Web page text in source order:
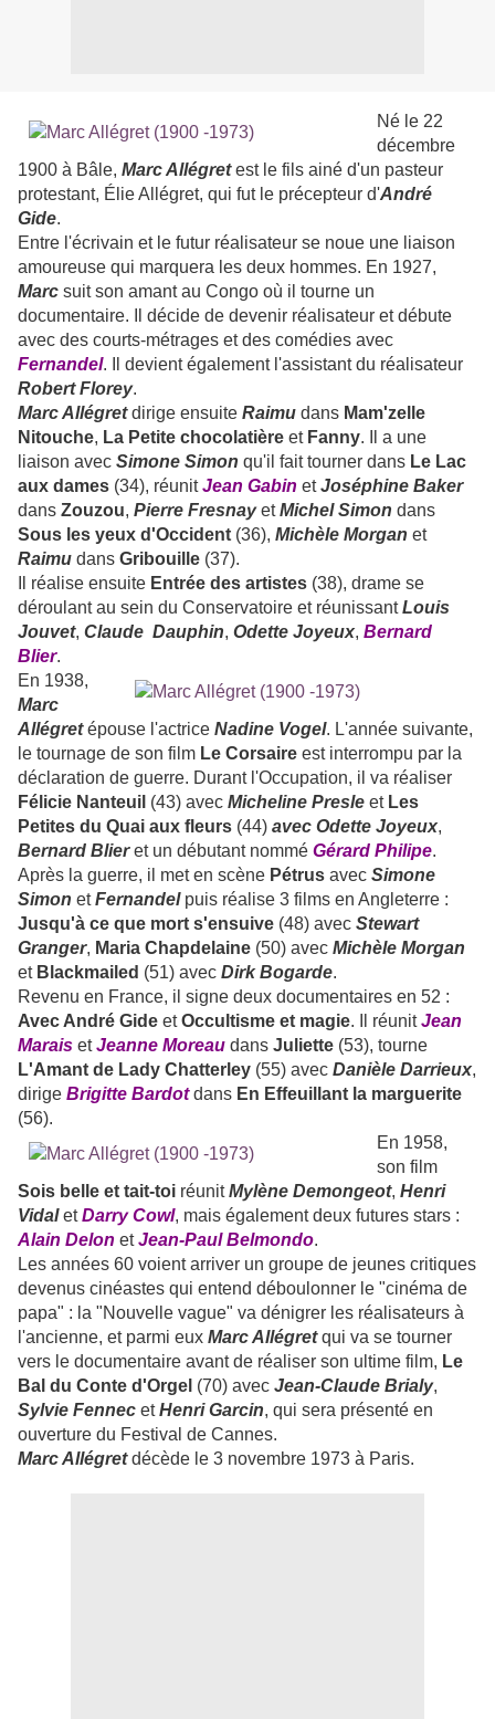
Né le 22
décembre
1900 à Bâle, Marc Allégretest le fils ainé d'un pasteur
protestant, Élie Allégret, qui fut le précepteur d'André
Gide.
Entre l'écrivain et le futur réalisateur se noue une liaison
amoureuse qui marquera les deux hommes. En 1927,
Marc suit son amant au Congo où il tourne un
documentaire. Il décide de devenir réalisateur et débute
avec des courts-métrages et des comédies avec
Fernandel. Il devient également l'assistant du réalisateur
Robert Florey.
Marc Allégretdirige ensuite Raimu dans Mam'zelle
Nitouche, La Petite chocolatière et Fanny. Il a une
liaison avec Simone Simon qu'il fait tourner dans Le Lac
aux dames (34), réunitJean Gabin etJoséphine Baker
dans Zouzou, Pierre FresnayetMichel Simon dans
Sous les yeux d'Occident (36), Michèle Morgan et
Raimu dans Gribouille (37).
Il réalise ensuite Entrée des artistes (38), drame se
déroulant au sein du Conservatoire et réunissantLouis
Jouvet, Claude Dauphin, Odette Joyeux, Bernard
Blier.
En 1938,
Marc
Allégretépouse l'actrice Nadine Vogel. L'année suivante,
le tournage de son film Le Corsaire est interrompu par la
déclaration de guerre. Durant l'Occupation, il va réaliser
Félicie Nanteuil (43) avec Micheline Presle et Les
Petites du Quai aux fleurs (44) avec Odette Joyeux,
Bernard Blier et un débutant nommé Gérard Philipe.
Après la guerre, il met en scène Pétrus avec Simone
Simon etFernandel puis réalise 3 films en Angleterre :
Jusqu'à ce que mort s'ensuive (48) avec Stewart
Granger, Maria Chapdelaine (50) avec Michèle Morgan
et Blackmailed (51) avec Dirk Bogarde.
Revenu en France, il signe deux documentaires en 52 :
Avec André Gide etOccultisme et magie. Il réunit Jean
Marais etJeanne Moreau dans Juliette (53), tourne
L'Amant de Lady Chatterley (55) avec Danièle Darrieux,
dirige Brigitte Bardotdans En Effeuillant la marguerite
(56).
En 1958,
son film
Sois belle et tait-toi réunitMylène Demongeot, Henri
VidaletDarry Cowl, mais également deux futures stars :
Alain Delon etJean-Paul Belmondo.
Les années 60 voient arriver un groupe de jeunes critiques
devenus cinéastes qui entend déboulonner le "cinéma de
papa" : la "Nouvelle vague" va dénigrer les réalisateurs à
l'ancienne, et parmi eux Marc Allégretqui va se tourner
vers le documentaire avant de réaliser son ultime film, Le
Bal du Conte d'Orgel (70) avec Jean-Claude Brialy,
Sylvie Fennec etHenri Garcin, qui sera présenté en
ouverture du Festival de Cannes.
Marc Allégretdécède le 3 novembre 1973 à Paris.